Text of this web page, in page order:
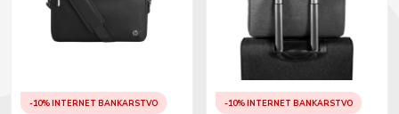
-10% INTERNET BANKARSTVO -10% INTERNET BANKARSTVO